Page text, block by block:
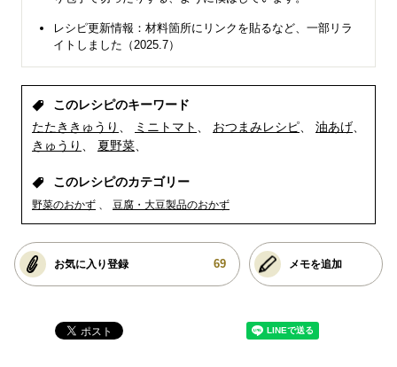
レシピ更新情報：材料箇所にリンクを貼るなど、一部リラ
イトしました（2025.7）
このレシピのキーワード
たたききゅうり
ミニトマト おつまみレシピ
油あげ
きゅうり
夏野菜
このレシピのカテゴリー
野菜のおかず 豆腐・大豆製品のおかず
お気に入り登録 69 メモを追加